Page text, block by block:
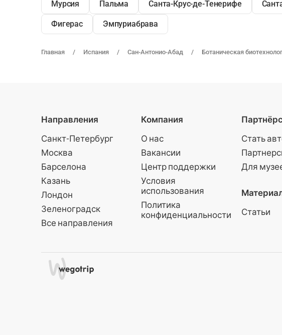
Главная Испания Сан-Антонио-Абад
Мурсия Пальма Санта-Крус-де-Тенерифе
Фигерас Эмпуриабрава
Направления
Санкт-Петербург
Москва
Барселона
Казань
Лондон
Зеленоградск
Все направления
Компания
О нас
Вакансии
Центр поддержки
Условия
использования
Политика
конфиденциальности
Стать
Для
Статьи